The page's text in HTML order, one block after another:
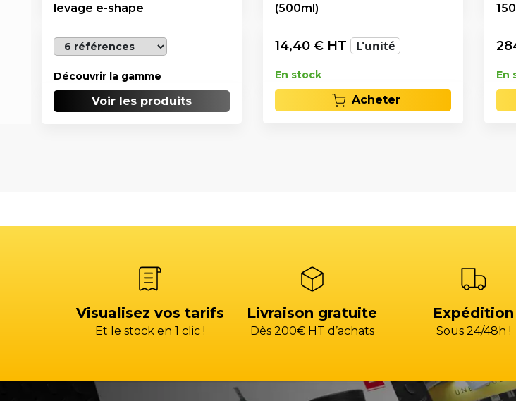
levage e-shape
Découvrir la gamme
Voir les produits
(500ml)
14,40 € HT L'unité
En stock
Acheter
En
Visualisez vos tarifs
Et le stock en 1 clic !
Livraison gratuite
Dès 200€ HT d’achats
Expédition
Sous 24/48h !